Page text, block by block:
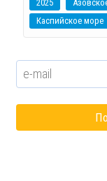
2025
Каспийское море